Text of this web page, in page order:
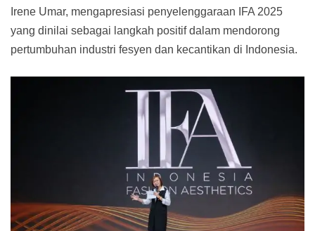
Irene Umar, mengapresiasi penyelenggaraan IFA 2025
yang dinilai sebagai langkah positif dalam mendorong
pertumbuhan industri fesyen dan kecantikan di Indonesia.